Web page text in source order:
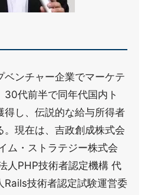
ベンチャー企業でマーケテ
30代前半で同年代国内ト
得し、伝説的な給与所得者
。現在は、吉政創成株式会
ム・ストラテジー株式会
人PHP技術者認定機構 代
Rails技術者認定試験運営委